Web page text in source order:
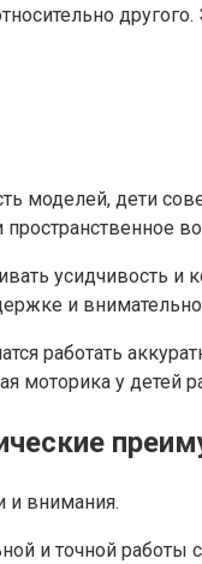
моделей, дети
усидчивость
и
работать
моторика у детей
и внимания.
и точной